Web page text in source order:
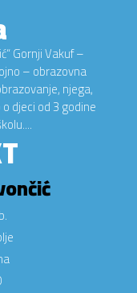
Gornji Vakuf –
– obrazovna
njega,
djeci od 3 godine